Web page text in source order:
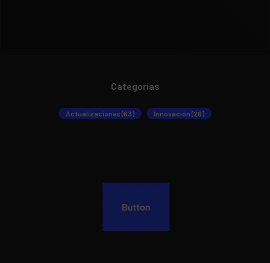
Categorías
Actualizaciones (63) Innovación (26)